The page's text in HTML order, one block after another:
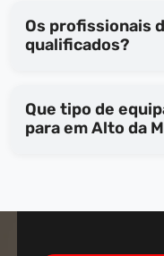
Os profissionais de em Alto da Mooca
qualificados?
Que tipo de
para em Alto da